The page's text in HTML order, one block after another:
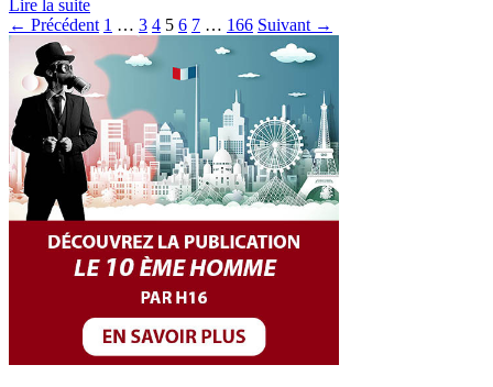
Lire la suite
Pagination
des
publications
← Précédent 1 … 3 4 5 6 7 … 166 Suivant →